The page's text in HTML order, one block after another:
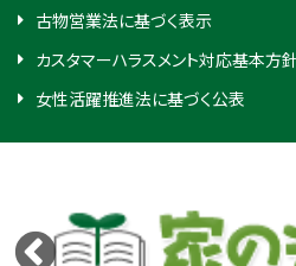
古物営業法に基づく表示
カスタマーハラスメント対応基本方針
女性活躍推進法に基づく公表